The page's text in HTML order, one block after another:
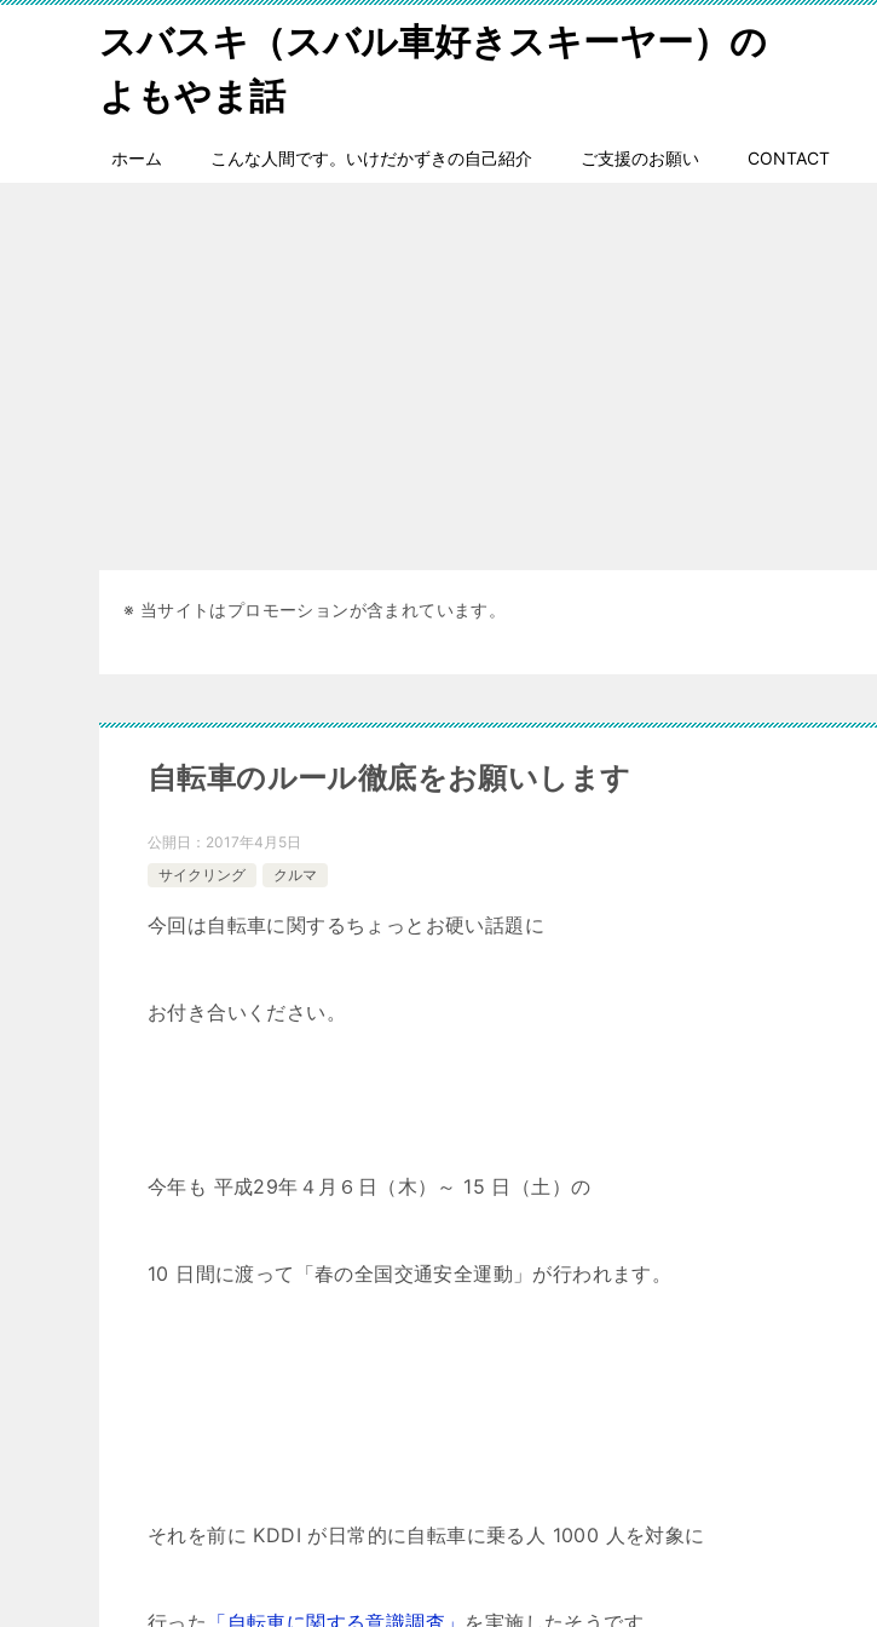
スバスキ（スバル車好きスキーヤー）の
よもやま話
ホーム こんな人間です。いけだかずきの自己紹介 ご支援のお願い CONTACT
※ 当サイトはプロモーションが含まれています。
自転車のルール徹底をお願いします
公開日： 2017年4月5日
サイクリング
クルマ
今回は自転車に関するちょっとお硬い話題に
お付き合いください。
今年も 平成29年４月６日（木）～ 15 日（土）の
10 日間に渡って「春の全国交通安全運動」が行われます。
それを前に KDDI が日常的に自転車に乗る人 1000 人を対象に
行った 「自転車に関する意識調査」 を実施したそうです。